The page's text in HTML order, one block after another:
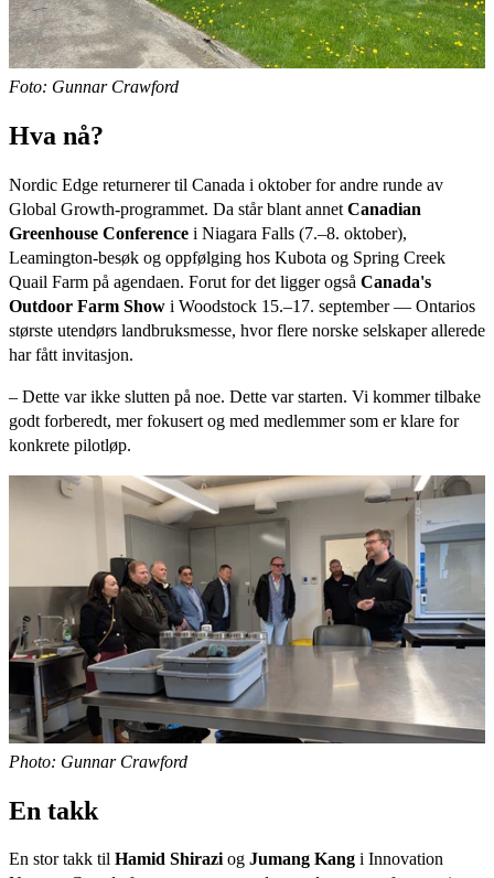
Foto: Gunnar Crawford
Hva nå?
Nordic Edge returnerer til Canada i oktober for andre runde av
Global Growth-programmet. Da står blant annet Canadian
Greenhouse Conference i Niagara Falls (7.–8. oktober),
Leamington-besøk og oppfølging hos Kubota og Spring Creek
Quail Farm på agendaen. Forut for det ligger også Canada's
Outdoor Farm Show i Woodstock 15.–17. september — Ontarios
største utendørs landbruksmesse, hvor flere norske selskaper allerede
har fått invitasjon.
– Dette var ikke slutten på noe. Dette var starten. Vi kommer tilbake
godt forberedt, mer fokusert og med medlemmer som er klare for
konkrete pilotløp.
Photo: Gunnar Crawford
En takk
En stor takk til Hamid Shiraziog Jumang Kang i Innovation